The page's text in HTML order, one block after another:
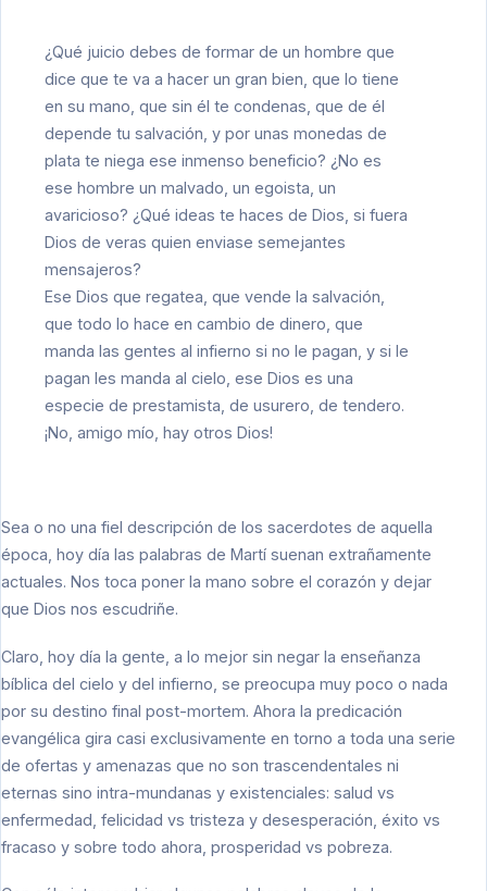
¿Qué juicio debes de formar de un hombre que
dice que te va a hacer un gran bien, que lo tiene
en su mano, que sin él te condenas, que de él
depende tu salvación, y por unas monedas de
plata te niega ese inmenso beneficio? ¿No es
ese hombre un malvado, un egoista, un
avaricioso? ¿Qué ideas te haces de Dios, si fuera
Dios de veras quien enviase semejantes
mensajeros?
Ese Dios que regatea, que vende la salvación,
que todo lo hace en cambio de dinero, que
manda las gentes al infierno si no le pagan, y si le
pagan les manda al cielo, ese Dios es una
especie de prestamista, de usurero, de tendero.
¡No, amigo mío, hay otros Dios!
Sea o no una fiel descripción de los sacerdotes de aquella
época, hoy día las palabras de Martí suenan extrañamente
actuales. Nos toca poner la mano sobre el corazón y dejar
que Dios nos escudriñe.
Claro, hoy día la gente, a lo mejor sin negar la enseñanza
bíblica del cielo y del infierno, se preocupa muy poco o nada
por su destino final post-mortem. Ahora la predicación
evangélica gira casi exclusivamente en torno a toda una serie
de ofertas y amenazas que no son trascendentales ni
eternas sino intra-mundanas y existenciales: salud vs
enfermedad, felicidad vs tristeza y desesperación, éxito vs
fracaso y sobre todo ahora, prosperidad vs pobreza.